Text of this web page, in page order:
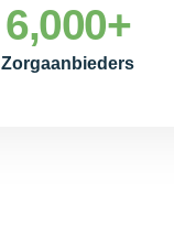
Zorgaanbieders
6,000+